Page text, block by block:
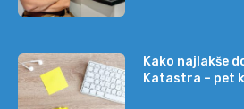
Kako najlakše
Katastra – pet